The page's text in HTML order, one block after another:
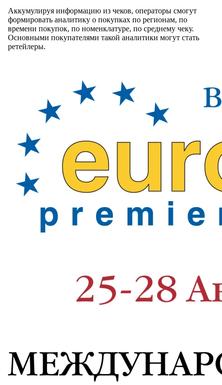
Аккумулируя информацию из чеков, операторы смогут
формировать аналитику о покупках по регионам, по
времени покупок, по номенклатуре, по среднему чеку.
Основными покупателями такой аналитики могут стать
ретейлеры.